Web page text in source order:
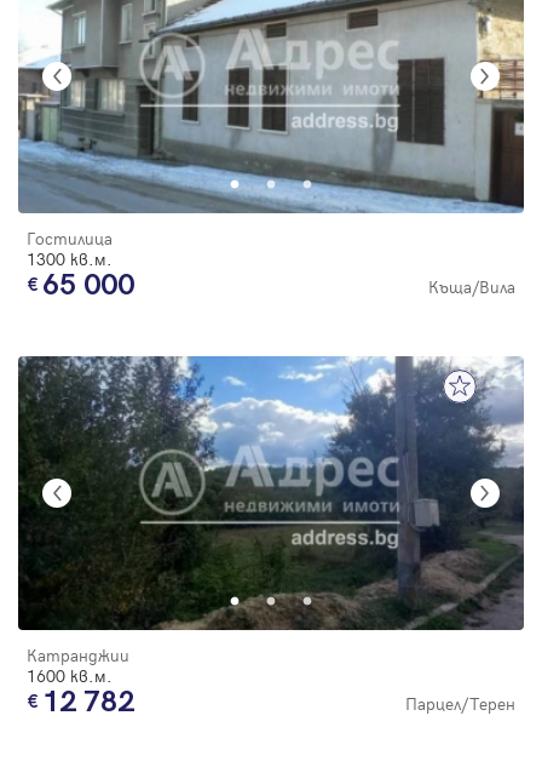
Гостилица
1300 кв.м.
65 000 Къща/Вила
Катранджии
1600 кв.м.
12 782 Парцел/Терен